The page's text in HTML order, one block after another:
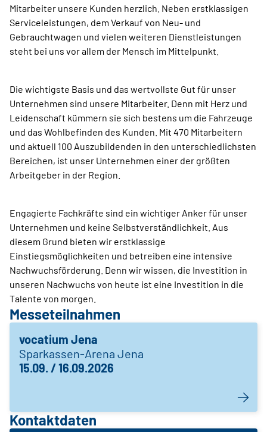
Mitarbeiter unsere Kunden herzlich. Neben erstklassigen
Serviceleistungen, dem Verkauf von Neu- und
Gebrauchtwagen und vielen weiteren Dienstleistungen
steht bei uns vor allem der Mensch im Mittelpunkt.
Die wichtigste Basis und das wertvollste Gut für unser
Unternehmen sind unsere Mitarbeiter. Denn mit Herz und
Leidenschaft kümmern sie sich bestens um die Fahrzeuge
und das Wohlbefinden des Kunden. Mit 470 Mitarbeitern
und aktuell 100 Auszubildenden in den unterschiedlichsten
Bereichen, ist unser Unternehmen einer der größten
Arbeitgeber in der Region.
Engagierte Fachkräfte sind ein wichtiger Anker für unser
Unternehmen und keine Selbstverständlichkeit. Aus
diesem Grund bieten wir erstklassige
Einstiegsmöglichkeiten und betreiben eine intensive
Nachwuchsförderung. Denn wir wissen, die Investition in
unseren Nachwuchs von heute ist eine Investition in die
Talente von morgen.
Messeteilnahmen
vocatium Jena
Sparkassen-Arena Jena
15.09. / 16.09.2026
Kontaktdaten